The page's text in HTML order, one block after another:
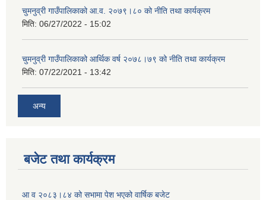
चुमनुव्री गाउँपालिकाको आ.व. २०७९।८० को नीति तथा कार्यक्रम
मिति: 06/27/2022 - 15:02
चुमनुव्री गाउँपालिकाको आर्थिक वर्ष २०७८।७९ को नीति तथा कार्यक्रम
मिति: 07/22/2021 - 13:42
अन्य
बजेट तथा कार्यक्रम
आ व २०८३।८४ को सभामा पेश भएको वार्षिक बजेट